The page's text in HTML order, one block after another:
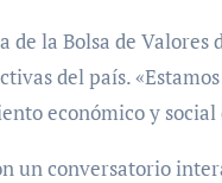
la Bolsa de
del país.
económico y
un conversatorio